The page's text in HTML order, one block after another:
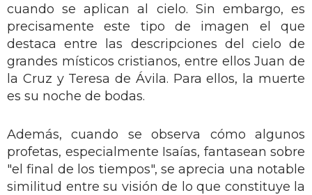
cuando se aplican al cielo. Sin embargo, es
precisamente este tipo de imagen el que
destaca entre las descripciones del cielo de
grandes místicos cristianos, entre ellos Juan de
la Cruz y Teresa de Ávila. Para ellos, la muerte
es su noche de bodas.
Además, cuando se observa cómo algunos
profetas, especialmente Isaías, fantasean sobre
"el final de los tiempos", se aprecia una notable
similitud entre su visión de lo que constituye la